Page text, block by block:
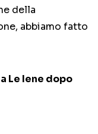
della
abbiamo fatto
Le Iene dopo